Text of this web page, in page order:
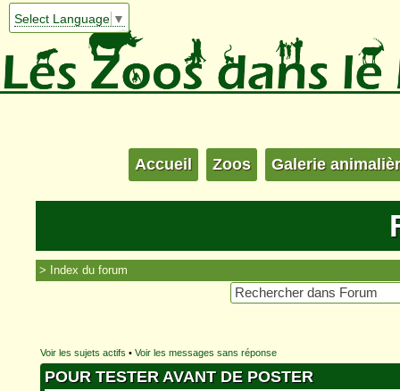
Select Language ▼
Accueil Zoos Galerie
Index du forum
Voir les sujets actifs • Voir les messages sans réponse
POUR TESTER AVANT DE POSTER